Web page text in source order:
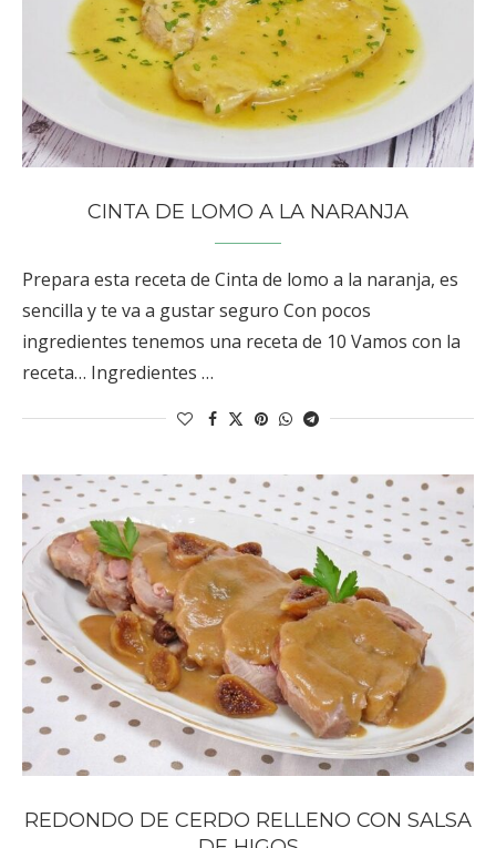
CINTA DE LOMO A LA NARANJA
Prepara esta receta de Cinta de lomo a la naranja, es
sencilla y te va a gustar seguro Con pocos
ingredientes tenemos una receta de 10 Vamos con la
receta… Ingredientes …
REDONDO DE CERDO RELLENO CON SALSA